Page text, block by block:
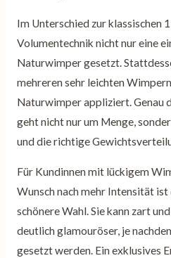
Im Unterschied zur klassischen
Volumentechnik nicht nur eine
Naturwimper gesetzt.
mehreren sehr leichten
Naturwimper appliziert. Genau
geht nicht nur um Menge,
und die richtige
Für Kundinnen mit lückigem
Wunsch nach mehr Intensität
schönere Wahl. Sie kann zart
deutlich glamouröser, je
gesetzt werden. Ein exklusives